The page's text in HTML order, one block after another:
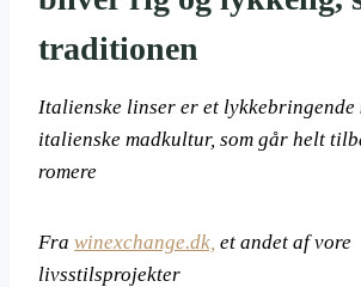
traditionen
Italienske linser er et lykkebringende
italienske madkultur, som går helt
romere
Fra winexchange.dk, et andet af vore
livsstilsprojekter